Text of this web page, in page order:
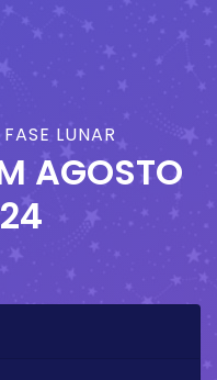
LUNAR
AGOSTO